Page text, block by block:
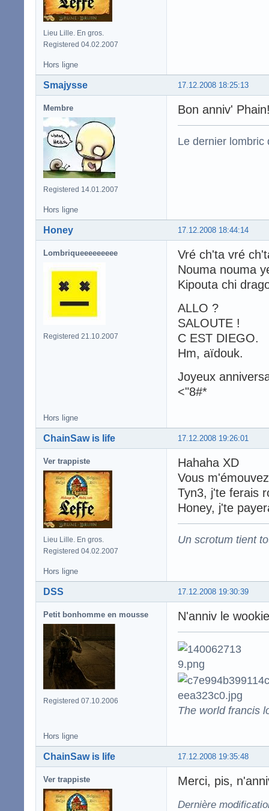
Lieu Lille. En gros.
Registered 04.02.2007
Hors ligne
17.12.2008 18:25:13
Smajysse
Membre
Registered 14.01.2007
Bon anniv'
Le dernier lombric
Hors ligne
17.12.2008 18:44:14
Honey
Lombriqueeeeeeeee
Registered 21.10.2007
Vré ch'ta vré
Nouma nouma
Kipouta chi
ALLO ?
SALOUTE !
C EST DIEGO.
Hm, aïdouk.
Joyeux
<"8#*
Hors ligne
17.12.2008 19:26:01
ChainSaw is life
Ver trappiste
Lieu Lille. En gros.
Registered 04.02.2007
Hahaha XD
Vous
Tyn3, j'te ferais
Honey, j'te
Un scrotum tient
Hors ligne
17.12.2008 19:30:39
DSS
Petit bonhomme en mousse
Registered 07.10.2006
N'anniv le
The world francis
Hors ligne
17.12.2008 19:35:48
ChainSaw is life
Ver trappiste Merci, pis,
Dernière